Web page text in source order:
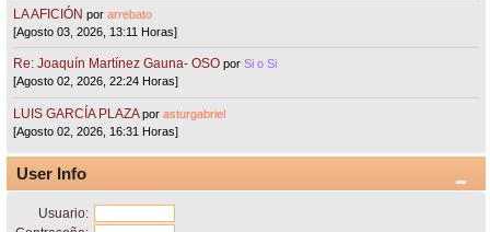
LA AFICIÓN porarrebato
[Agosto 03, 2026, 13:11 Horas]
Re: Joaquín Martínez Gauna- OSO porSi o Si
[Agosto 02, 2026, 22:24 Horas]
LUIS GARCÍA PLAZA porasturgabriel
[Agosto 02, 2026, 16:31 Horas]
User Info
Usuario: